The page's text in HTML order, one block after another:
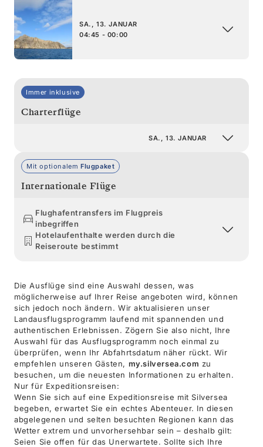
SA., 13. JANUAR
04:45 - 00:00
Immer inklusive
Charterflüge
SA., 13. JANUAR
Mit optionalem Flugpaket
Internationale Flüge
Flughafentransfers im Flugpreis
inbegriffen
Hotelaufenthalte werden durch die
Reiseroute bestimmt
Die Ausflüge sind eine Auswahl dessen, was
möglicherweise auf Ihrer Reise angeboten wird, können
sich jedoch noch ändern. Wir aktualisieren unser
Landausflugsprogramm laufend mit spannenden und
authentischen Erlebnissen. Zögern Sie also nicht, Ihre
Auswahl für das Ausflugsprogramm noch einmal zu
überprüfen, wenn Ihr Abfahrtsdatum näher rückt. Wir
empfehlen unseren Gästen, my.silversea.com zu
besuchen, um die neuesten Informationen zu erhalten.
Nur für Expeditionsreisen:
Wenn Sie sich auf eine Expeditionsreise mit Silversea
begeben, erwartet Sie ein echtes Abenteuer. In diesen
abgelegenen und selten besuchten Regionen kann das
Wetter extrem und unvorhersehbar sein – deshalb gilt:
Seien Sie offen für das Unerwartete. Sollte sich Ihre